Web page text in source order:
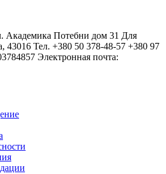
Академика Потебни дом 31 Для
43016 Тел. +380 50 378-48-57 +380 97
Электронная почта: